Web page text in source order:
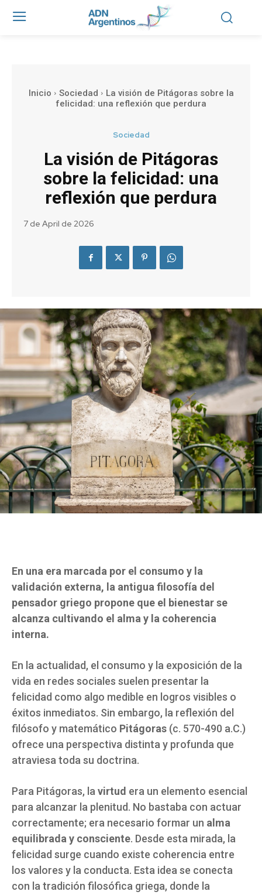
Inicio Sociedad
La visión de Pitágoras sobre la
felicidad: una reflexión que perdura
Sociedad
La visión de Pitágoras
sobre la felicidad: una
reflexión que perdura
7 de April de 2026
En una era marcada por el consumo y la
validación externa, la antigua filosofía del
pensador griego propone que el bienestar se
alcanza cultivando el alma y la coherencia
interna.
En la actualidad, el consumo y la exposición de la
vida en redes sociales suelen presentar la
felicidad como algo medible en logros visibles o
éxitos inmediatos. Sin embargo, la reflexión del
filósofo y matemático Pitágoras (c. 570-490 a.C.)
ofrece una perspectiva distinta y profunda que
atraviesa toda su doctrina.
Para Pitágoras, lavirtud era un elemento esencial
para alcanzar la plenitud. No bastaba con actuar
correctamente; era necesario formar un alma
equilibrada y consciente. Desde esta mirada, la
felicidad surge cuando existe coherencia entre
los valores y la conducta. Esta idea se conecta
con la tradición filosófica griega, donde la